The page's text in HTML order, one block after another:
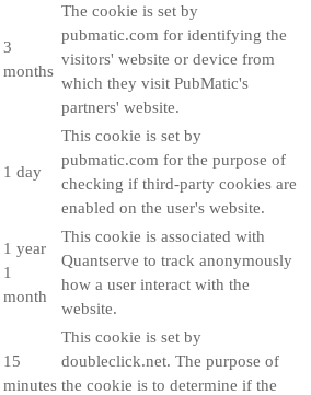
3
months
The cookie is set by
pubmatic.com for identifying the
visitors' website or device from
which they visit PubMatic's
partners' website.
1 day
This cookie is set by
pubmatic.com for the purpose of
checking if third-party cookies are
enabled on the user's website.
1 year
1
month
This cookie is associated with
Quantserve to track anonymously
how a user interact with the
website.
15
minutes
This cookie is set by
doubleclick.net. The purpose of
the cookie is to determine if the